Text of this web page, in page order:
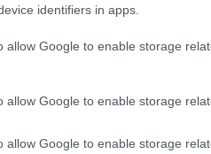
identifiers in apps.
allow Google to enable storage
allow Google to enable storage
allow Google to enable storage